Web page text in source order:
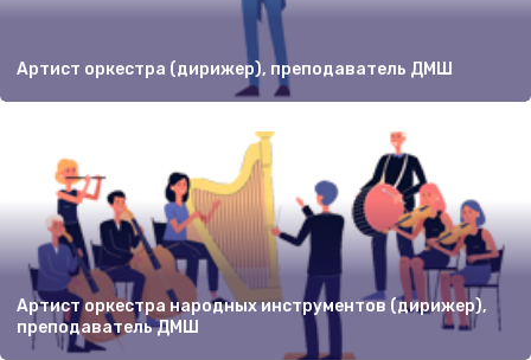
Артист оркестра (дирижер), преподаватель ДМШ
Артист оркестра народных инструментов (дирижер),
преподаватель ДМШ